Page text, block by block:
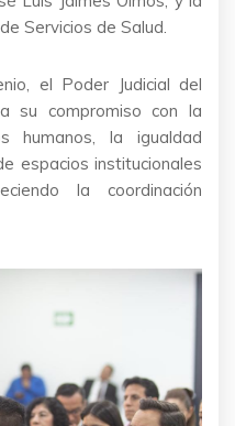
Servicios de Salud.
el Poder Judicial del
su compromiso con la
humanos, la igualdad
espacios institucionales
la coordinación